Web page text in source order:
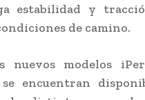
estabilidad y
de camino.
nuevos modelos
encuentran